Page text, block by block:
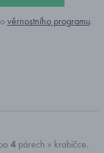
věrnostního programu.
4 párech v krabičce.